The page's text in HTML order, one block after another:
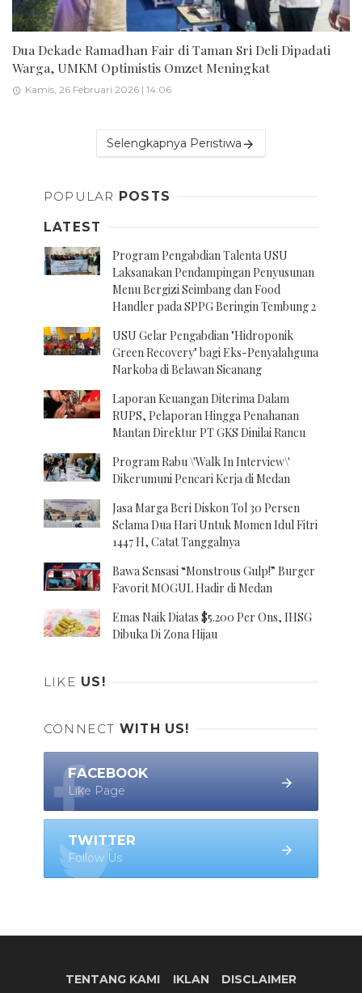
Dua Dekade Ramadhan Fair di Taman Sri Deli Dipadati
Warga, UMKM Optimistis Omzet Meningkat
Kamis, 26 Februari 2026 | 14:06
Selengkapnya Peristiwa
POPULAR POSTS
LATEST
Program Pengabdian Talenta USU
Laksanakan Pendampingan Penyusunan
Menu Bergizi Seimbang dan Food
Handler pada SPPG Beringin Tembung 2
USU Gelar Pengabdian "Hidroponik
Green Recovery" bagi Eks-Penyalahguna
Narkoba di Belawan Sicanang
Laporan Keuangan Diterima Dalam
RUPS, Pelaporan Hingga Penahanan
Mantan Direktur PT GKS Dinilai Rancu
Program Rabu \'Walk In Interview\'
Dikerumuni Pencari Kerja di Medan
Jasa Marga Beri Diskon Tol 30 Persen
Selama Dua Hari Untuk Momen Idul Fitri
1447 H, Catat Tanggalnya
Bawa Sensasi “Monstrous Gulp!” Burger
Favorit MOGUL Hadir di Medan
Emas Naik Diatas $5.200 Per Ons, IHSG
Dibuka Di Zona Hijau
LIKE US!
CONNECT WITH US!
FACEBOOK
Like Page
TWITTER
Follow Us
TENTANG KAMI IKLAN
DISCLAIMER